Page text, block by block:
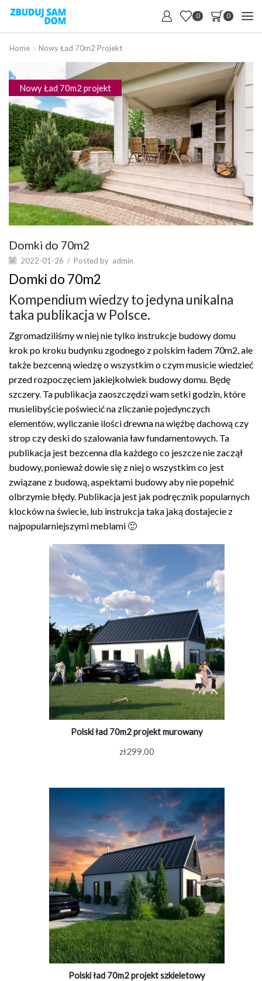
0 0
Home Nowy Ład 70m2 Projekt
Nowy Ład 70m2 projekt
Domki do 70m2
2022-01-26 / Posted by admin
Domki do 70m2
Kompendium wiedzy to jedyna unikalna
taka publikacja w Polsce.
Zgromadziliśmy w niej nie tylko instrukcje budowy domu
krok po kroku budynku zgodnego z polskim ładem 70m2, ale
także bezcenną wiedzę o wszystkim o czym musicie wiedzieć
przed rozpoczęciem jakiejkolwiek budowy domu. Będę
szczery. Ta publikacja zaoszczędzi wam setki godzin, które
musielibyście poświecić na zliczanie pojedynczych
elementów, wyliczanie ilości drewna na więźbę dachową czy
strop czy deski do szalowania ław fundamentowych. Ta
publikacja jest bezcenna dla każdego co jeszcze nie zaczął
budowy, ponieważ dowie się z niej o wszystkim co jest
związane z budową, aspektami budowy aby nie popełnić
olbrzymie błędy. Publikacja jest jak podręcznik popularnych
klocków na świecie, lub instrukcja taka jaką dostajecie z
najpopularniejszymi meblami 🙂
Polski ład 70m2 projekt murowany
zł299.00
Polski ład 70m2 projekt szkieletowy